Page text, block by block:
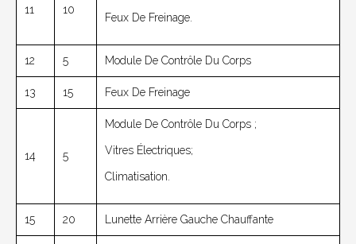
11 10
Feux De Freinage.
12 5 Module De Contrôle Du Corps
13 15 Feux De Freinage
14 5
Module De Contrôle Du Corps ;
Vitres Électriques;
Climatisation.
15 20 Lunette Arrière Gauche Chauffante